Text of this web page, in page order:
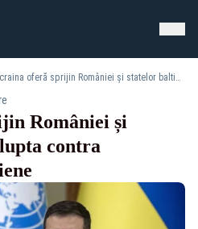
Ucraina oferă sprijin României și statelor baltice în lupta contra amenințărilor aeriene
României și
contra